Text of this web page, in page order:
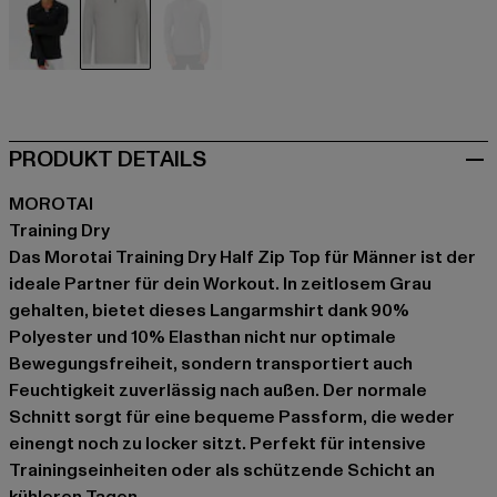
PRODUKT DETAILS
MOROTAI
Training Dry
Das Morotai Training Dry Half Zip Top für Männer ist der
ideale Partner für dein Workout. In zeitlosem Grau
gehalten, bietet dieses Langarmshirt dank 90%
Polyester und 10% Elasthan nicht nur optimale
Bewegungsfreiheit, sondern transportiert auch
Feuchtigkeit zuverlässig nach außen. Der normale
Schnitt sorgt für eine bequeme Passform, die weder
einengt noch zu locker sitzt. Perfekt für intensive
Trainingseinheiten oder als schützende Schicht an